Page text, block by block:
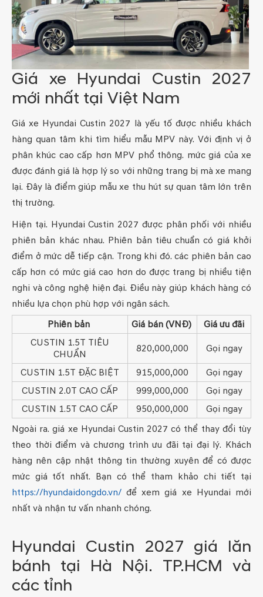
Giá xe Hyundai Custin 2027
mới nhất tại Việt Nam
Giá xe Hyundai Custin 2027 là yếu tố được nhiều khách
hàng quan tâm khi tìm hiểu mẫu MPV này. Với định vị ở
phân khúc cao cấp hơn MPV phổ thông. mức giá của xe
được đánh giá là hợp lý so với những trang bị mà xe mang
lại. Đây là điểm giúp mẫu xe thu hút sự quan tâm lớn trên
thị trường.
Hiện tại. Hyundai Custin 2027 được phân phối với nhiều
phiên bản khác nhau. Phiên bản tiêu chuẩn có giá khởi
điểm ở mức dễ tiếp cận. Trong khi đó. các phiên bản cao
cấp hơn có mức giá cao hơn do được trang bị nhiều tiện
nghi và công nghệ hiện đại. Điều này giúp khách hàng có
nhiều lựa chọn phù hợp với ngân sách.
Phiên bản
Giá bán (VNĐ)
Giá ưu đãi
CUSTIN 1.5T TIÊU
CHUẨN
820,000,000 Gọi ngay
CUSTIN 1.5T ĐẶC BIỆT 915,000,000
Gọi ngay
CUSTIN 2.0T CAO CẤP
999,000,000
Gọi ngay
CUSTIN 1.5T CAO CẤP
950,000,000
Gọi ngay
Ngoài ra. giá xe Hyundai Custin 2027 có thể thay đổi tùy
theo thời điểm và chương trình ưu đãi tại đại lý. Khách
hàng nên cập nhật thông tin thường xuyên để có được
mức giá tốt nhất. Bạn có thể tham khảo chi tiết tại
https://hyundaidongdo.vn/ để xem giá xe Hyundai mới
nhất và nhận tư vấn nhanh chóng.
Hyundai Custin 2027 giá lăn
bánh tại Hà Nội. TP.HCM và
các tỉnh